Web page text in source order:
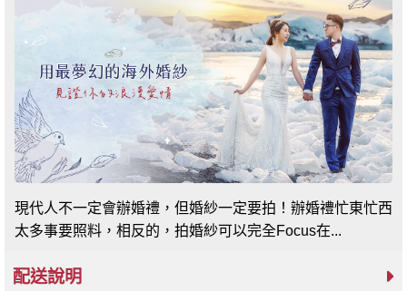
現代人不一定會辦婚禮，但婚紗一定要拍！辦婚禮忙東忙西
太多事要照料，相反的，拍婚紗可以完全Focus在...
配送說明